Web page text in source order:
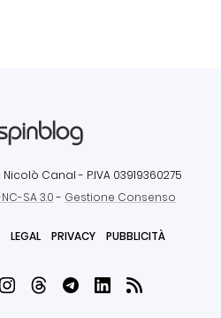
Nicolò Canal - P.IVA 03919360275
NC-SA 3.0- Gestione Consenso
LEGAL PRIVACY PUBBLICITÀ